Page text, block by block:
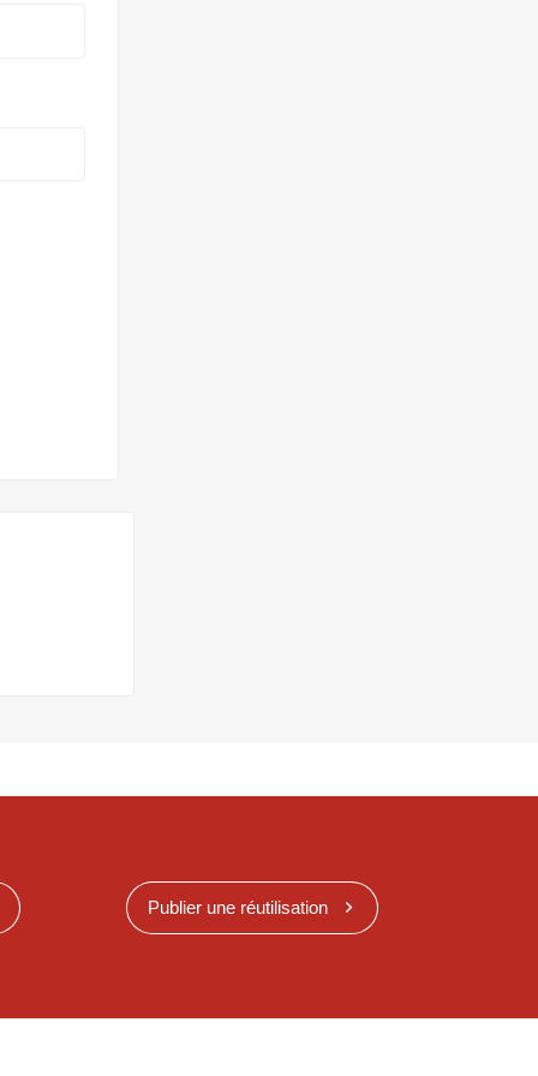
Publier une réutilisation